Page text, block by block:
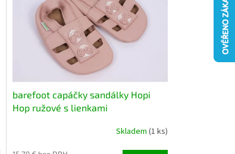
barefoot capáčky sandálky Hopi
Hop ružové s lienkami
Skladem (1 ks)